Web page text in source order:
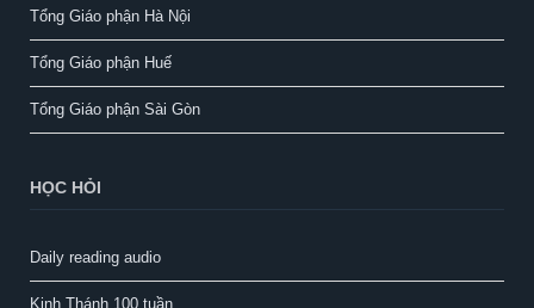
Tổng Giáo phận Hà Nội
Tổng Giáo phận Huế
Tổng Giáo phận Sài Gòn
HỌC HỎI
Daily reading audio
Kinh Thánh 100 tuần